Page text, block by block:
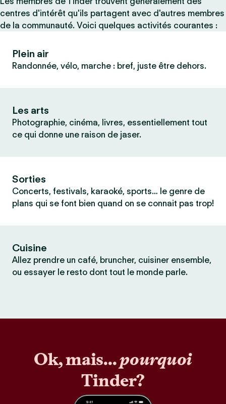
centres d'intérêt qu'ils partagent avec d'autres membres
de la communauté. Voici quelques activités courantes :
Plein air
Randonnée, vélo, marche : bref, juste être dehors.
Les arts
Photographie, cinéma, livres, essentiellement tout
ce qui donne une raison de jaser.
Sorties
Concerts, festivals, karaoké, sports… le genre de
plans qui se font bien quand on se connait pas trop!
Cuisine
Allez prendre un café, bruncher, cuisiner ensemble,
ou essayer le resto dont tout le monde parle.
Ok, mais...pourquoi
Tinder?